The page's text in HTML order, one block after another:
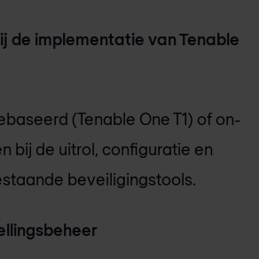
de implementatie van Tenable
(Tenable One T1) of on-
bij de uitrol, configuratie en
beveiligingstools.